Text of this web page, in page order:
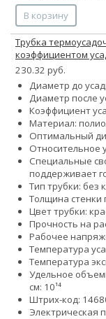
В корзину
Трубка
коэффициентом
230.32 руб.
Диаметр до
Диаметр после
Коэффициент
Материал:
Оптимальный
Относительное
Специальные
поддерживает
Тип трубки: без
Толщина стенки
Цвет трубки:
Прочность на
Рабочее
Температура
Температура
Удельное
см: 10¹⁴
Штрих-код:
Электрическая